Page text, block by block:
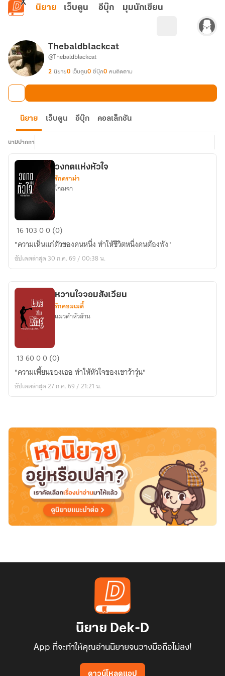
ข้ามไปยังเนื้อหาหลัก
นิยาย เว็บตูน อีบุ๊ก มุมนักเขียน
Thebaldblackcat
@Thebaldblackcat
2 นิยาย0 เว็บตูน0 อีบุ๊ก0 คนติดตาม
นิยาย เว็บตูน อีบุ๊ก คอลเล็กชัน
นามปากกา
วงกต
หัวใจ
วงกตแห่งหัวใจ
รักดราม่า
โกณจา
1610300 (0)
"ความเห็นแก่ตัวของคนหนึ่ง ทำให้ชีวิตหนึ่งคนต้องพัง"
อัปเดตล่าสุด 30 ก.ค. 69 / 00:38 น.
หวาน
จอม
สังเวียน
หวานใจจอมสังเวียน
รักคอมเมดี้
แมวดำหัวล้าน
136000 (0)
"ความเพี้ยนของเธอ ทำให้หัวใจของเขาว้าวุ่น"
อัปเดตล่าสุด 27 ก.ค. 69 / 21:21 น.
นิยาย Dek-D
App ที่จะทำให้คุณอ่านนิยายจนวางมือถือไม่ลง!
ดาวน์โหลดแอป